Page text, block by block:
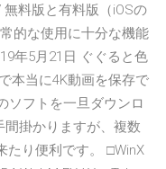
無料版と有料版（iOSの
的な使用に十分な機能
年5月21日 ぐぐると色
本当に4K動画を保存で
ソフトを一旦ダウンロ
掛かりますが、複数
たり便利です。 □WinX